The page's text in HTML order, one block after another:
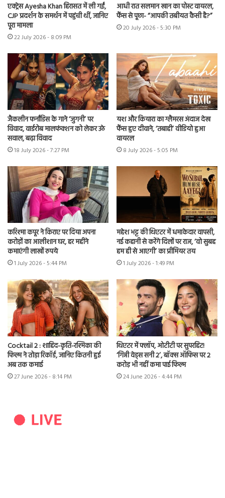
एक्ट्रेस Ayesha Khan हिरासत में ली गईं,
CJP प्रदर्शन के समर्थन में पहुंची थीं, जानिए
पूरा मामला
22 July 2026 - 8:09 PM
आधी रात सलमान खान का पोस्ट वायरल,
फैंस से पूछा- “आपकी तबीयत कैसी है?”
20 July 2026 - 5:30 PM
जैकलीन फर्नांडिस के गाने ‘जुगनी’ पर
विवाद, वार्डरोब मालफंक्शन को लेकर उठे
सवाल, बढ़ा विवाद
18 July 2026 - 7:27 PM
यश और कियारा का ग्लैमरस अंदाज देख
फैंस हुए दीवाने, ‘तबाही’ वीडियो हुआ
वायरल
8 July 2026 - 5:05 PM
करिश्मा कपूर ने किराए पर दिया अपना
करोड़ों का आलीशान घर, हर महीने
कमाएंगी लाखों रुपये
1 July 2026 - 5:44 PM
महेश भट्ट की थिएटर में धमाकेदार वापसी,
नई कहानी से करेंगे दिलों पर राज, ‘वो सुबह
हम ही से आएगी’ का प्रीमियर तय
1 July 2026 - 1:49 PM
Cocktail 2 : शाहिद-कृति-रश्मिका की
फिल्म ने तोड़ा रिकॉर्ड, जानिए कितनी हुई
अब तक कमाई
27 June 2026 - 8:14 PM
थिएटर में फ्लॉप, ओटीटी पर सुपरहिट!
‘गिन्नी वेड्स सनी 2’, बॉक्स ऑफिस पर 2
करोड़ भी नहीं कमा पाई फिल्म
24 June 2026 - 4:44 PM